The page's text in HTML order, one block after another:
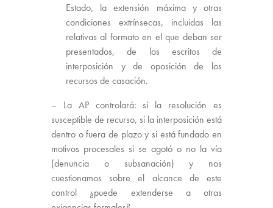
Estado, la extensión máxima y otras
condiciones extrínsecas, incluidas las
relativas al formato en el que deban ser
presentados, de los escritos de
interposición y de oposición de los
recursos de casación.
– La AP controlará: si la resolución es
susceptible de recurso, si la interposición está
dentro o fuera de plazo y si está fundado en
motivos procesales si se agotó o no la vía
(denuncia o subsanación) y nos
cuestionamos sobre el alcance de este
control ¿puede extenderse a otras